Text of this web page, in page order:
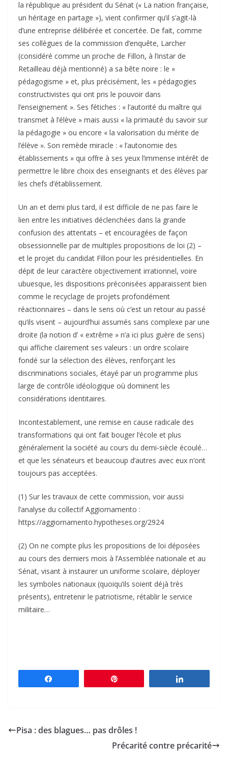
la république au président du Sénat (« La nation française,
un héritage en partage »), vient confirmer qu’il s’agit-là
d’une entreprise délibérée et concertée. De fait, comme
ses collègues de la commission d’enquête, Larcher
(considéré comme un proche de Fillon, à l’instar de
Retailleau déjà mentionné) a sa bête noire : le «
pédagogisme » et, plus précisément, les « pédagogies
constructivistes qui ont pris le pouvoir dans
l’enseignement ». Ses fétiches : « l’autorité du maître qui
transmet à l’élève » mais aussi « la primauté du savoir sur
la pédagogie » ou encore « la valorisation du mérite de
l’élève ». Son remède miracle : « l’autonomie des
établissements » qui offre à ses yeux l’immense intérêt de
permettre le libre choix des enseignants et des élèves par
les chefs d’établissement.
Un an et demi plus tard, il est difficile de ne pas faire le
lien entre les initiatives déclenchées dans la grande
confusion des attentats – et encouragées de façon
obsessionnelle par de multiples propositions de loi (2) –
et le projet du candidat Fillon pour les présidentielles. En
dépit de leur caractère objectivement irrationnel, voire
ubuesque, les dispositions préconisées apparaissent bien
comme le recyclage de projets profondément
réactionnaires – dans le sens où c’est un retour au passé
qu’ils visent – aujourd’hui assumés sans complexe par une
droite (la notion d’ « extrême » n’a ici plus guère de sens)
qui affiche clairement ses valeurs : un ordre scolaire
fondé sur la sélection des élèves, renforçant les
discriminations sociales, étayé par un programme plus
large de contrôle idéologique où dominent les
considérations identitaires.
Incontestablement, une remise en cause radicale des
transformations qui ont fait bouger l’école et plus
généralement la société au cours du demi-siècle écoulé…
et que les sénateurs et beaucoup d’autres avec eux n’ont
toujours pas acceptées.
(1) Sur les travaux de cette commission, voir aussi
l’analyse du collectif Aggiornamento :
https://aggiornamento.hypotheses.org/2924
(2) On ne compte plus les propositions de loi déposées
au cours des derniers mois à l’Assemblée nationale et au
Sénat, visant à instaurer un uniforme scolaire, déployer
les symboles nationaux (quoiqu’ils soient déjà très
présents), entretenir le patriotisme, rétablir le service
militaire…
Pisa : des blagues… pas drôles !
Précarité contre précarité